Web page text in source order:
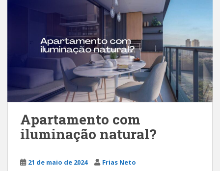
Apartamento com
iluminação natural?
21 de maio de 2024 Frias Neto